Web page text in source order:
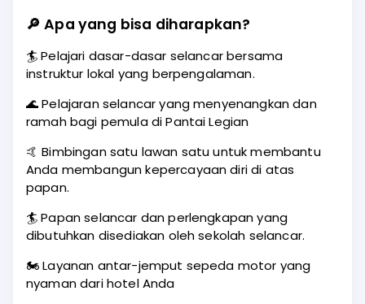
🔎Apa yang bisa diharapkan?
🏄 Pelajari dasar-dasar selancar bersama
instruktur lokal yang berpengalaman.
🌊 Pelajaran selancar yang menyenangkan dan
ramah bagi pemula di Pantai Legian
🤙 Bimbingan satu lawan satu untuk membantu
Anda membangun kepercayaan diri di atas
papan.
🏄 Papan selancar dan perlengkapan yang
dibutuhkan disediakan oleh sekolah selancar.
🏍️ Layanan antar-jemput sepeda motor yang
nyaman dari hotel Anda